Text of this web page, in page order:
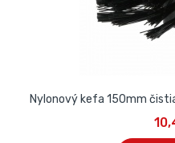
Nylonový kefa 150mm